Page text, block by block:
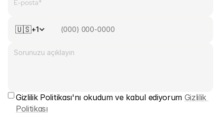
Öğren
Ekonomik takvim
🇺🇸+1
Gizlilik Politikası'nı okudum ve kabul ediyorum Gizlilik
Politikası